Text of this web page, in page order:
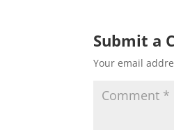
Submit a
Your email